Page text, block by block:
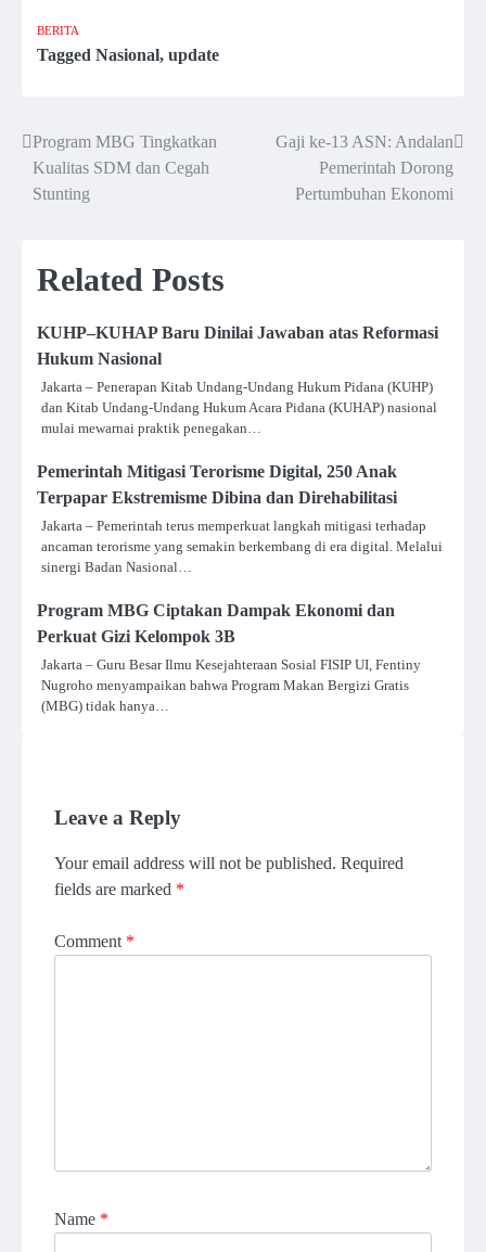
BERITA
Tagged Nasional, update
Post
navigation
Program MBG Tingkatkan
Kualitas SDM dan Cegah
Stunting
Gaji ke-13 ASN: Andalan
Pemerintah Dorong
Pertumbuhan Ekonomi
Related Posts
KUHP–KUHAP Baru Dinilai Jawaban atas Reformasi
Hukum Nasional
Jakarta – Penerapan Kitab Undang-Undang Hukum Pidana (KUHP)
dan Kitab Undang-Undang Hukum Acara Pidana (KUHAP) nasional
mulai mewarnai praktik penegakan…
Pemerintah Mitigasi Terorisme Digital, 250 Anak
Terpapar Ekstremisme Dibina dan Direhabilitasi
Jakarta – Pemerintah terus memperkuat langkah mitigasi terhadap
ancaman terorisme yang semakin berkembang di era digital. Melalui
sinergi Badan Nasional…
Program MBG Ciptakan Dampak Ekonomi dan
Perkuat Gizi Kelompok 3B
Jakarta – Guru Besar Ilmu Kesejahteraan Sosial FISIP UI, Fentiny
Nugroho menyampaikan bahwa Program Makan Bergizi Gratis
(MBG) tidak hanya…
Leave a Reply
Your email address will not be published. Required
fields are marked *
Comment *
Name *